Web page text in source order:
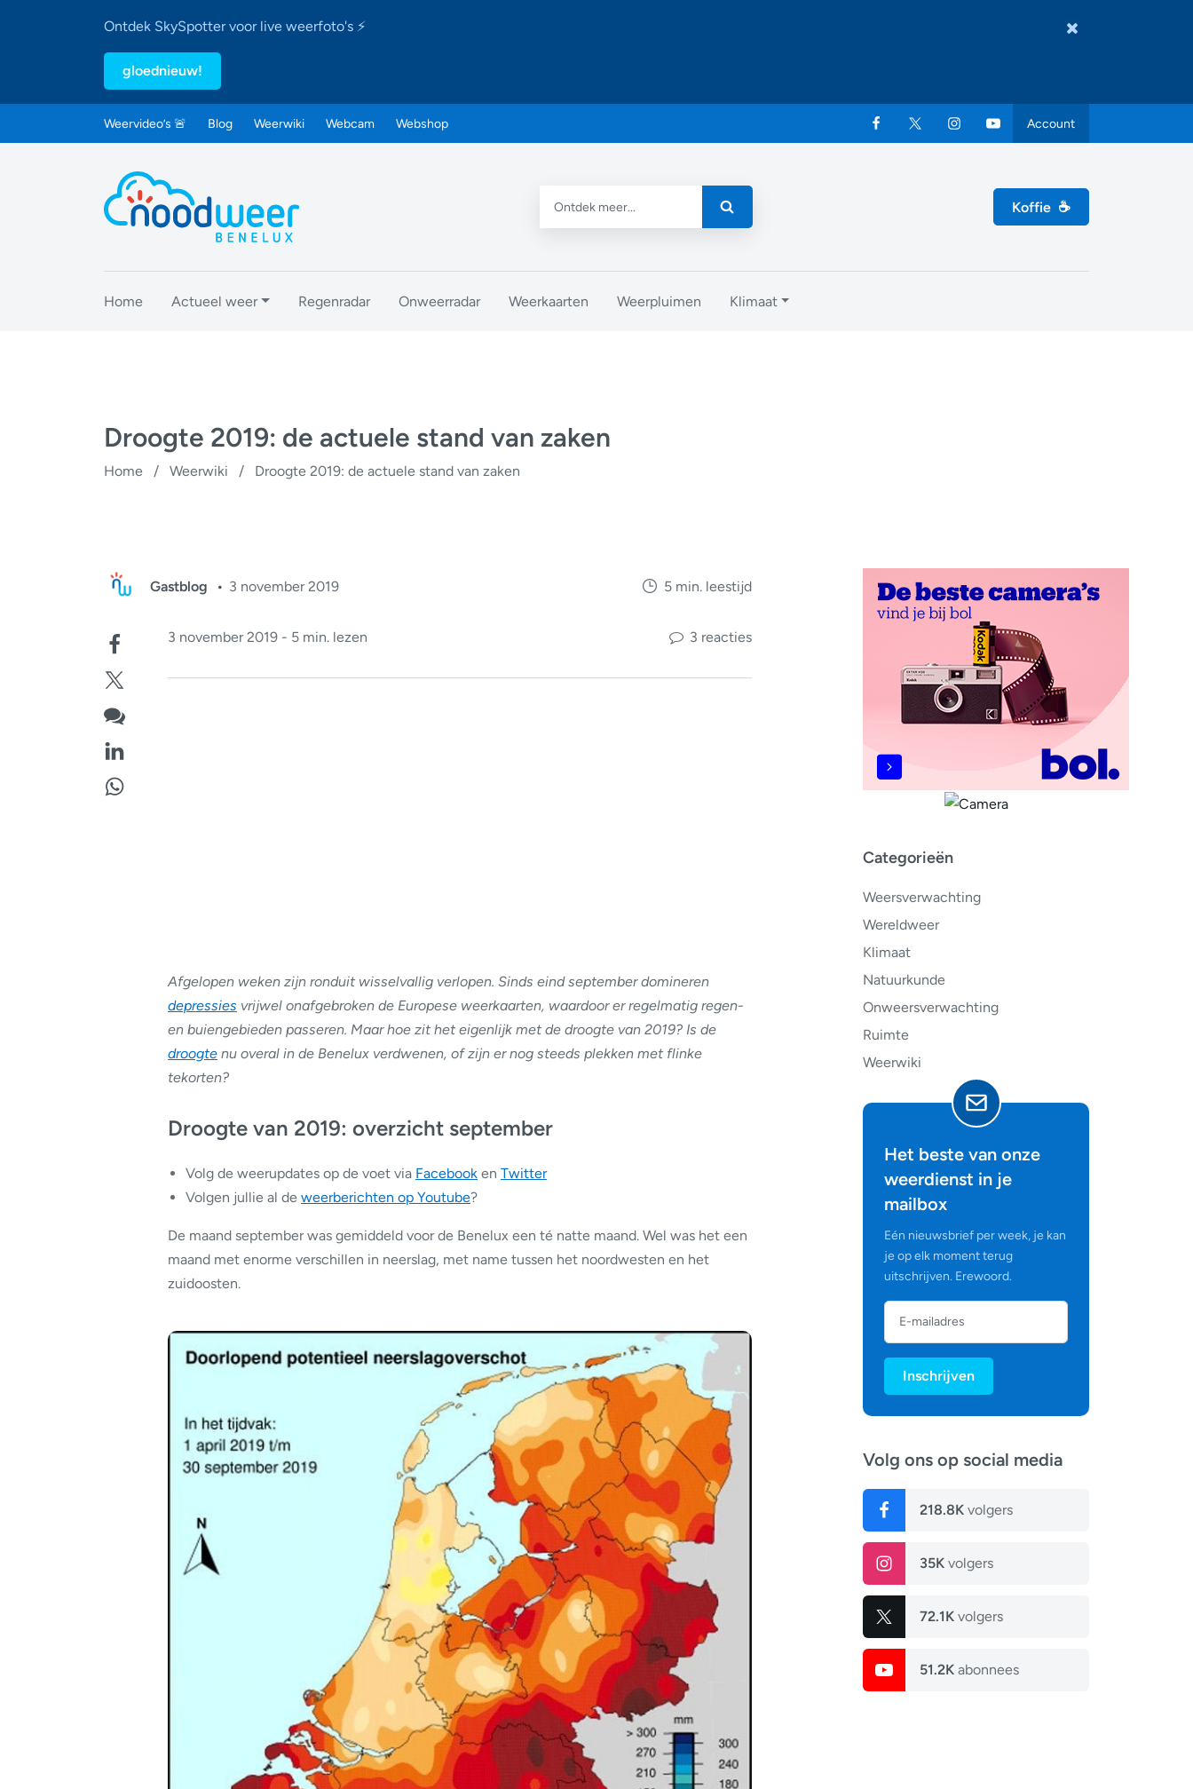
Ontdek SkySpotter voor live weerfoto's ⚡
gloednieuw!
Weervideo’s 🚨 Blog Weerwiki Webcam Webshop Account
Koffie ☕
Home Actueel weer Regenradar Onweerradar Weerkaarten Weerpluimen Klimaat
Droogte 2019: de actuele stand van zaken
Home / Weerwiki / Droogte 2019: de actuele stand van zaken
Categorieën
Weersverwachting
Wereldweer
Klimaat
Natuurkunde
Onweersverwachting
Ruimte
Weerwiki
Het beste van onze
weerdienst in je
mailbox
Eén nieuwsbrief per week, je kan
je op elk moment terug
uitschrijven. Erewoord.
Inschrijven
Volg ons op social media
218.8K volgers
35K volgers
72.1K volgers
51.2K abonnees
Gastblog 3 november 2019 5 min. leestijd
3 november 2019 - 5 min. lezen 3 reacties
Afgelopen weken zijn ronduit wisselvallig verlopen. Sinds eind september domineren
depressies vrijwel onafgebroken de Europese weerkaarten, waardoor er regelmatig regen-
en buiengebieden passeren. Maar hoe zit het eigenlijk met de droogte van 2019? Is de
droogte nu overal in de Benelux verdwenen, of zijn er nog steeds plekken met flinke
tekorten?
Droogte van 2019: overzicht september
Volg de weerupdates op de voet via Facebook en Twitter
Volgen jullie al de weerberichten op Youtube?
De maand september was gemiddeld voor de Benelux een té natte maand. Wel was het een
maand met enorme verschillen in neerslag, met name tussen het noordwesten en het
zuidoosten.